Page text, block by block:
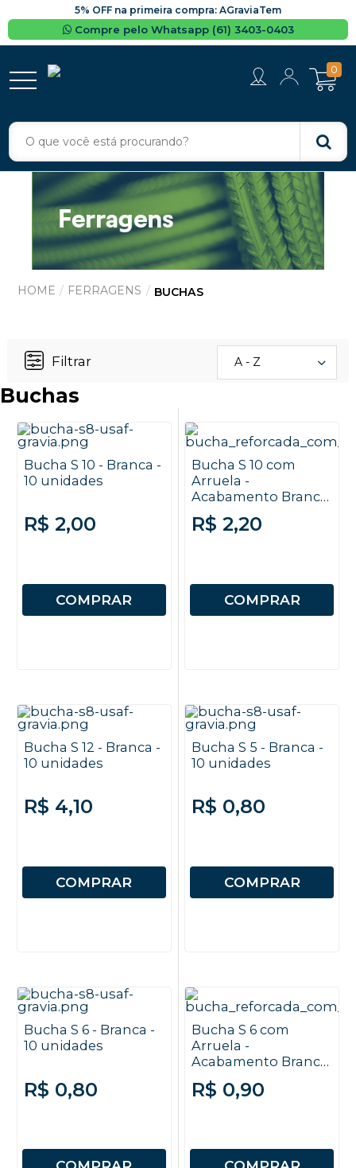
5% OFF na primeira compra: AGraviaTem
Compre pelo Whatsapp (61) 3403-0403
0
FERRAGENS BUCHAS
Filtrar A - Z
Buchas
Bucha S 10 - Branca -
10 unidades
R$ 2,00
COMPRAR
Bucha S 10 com
Arruela -
Acabamento Branco
- 10 unidades
R$ 2,20
COMPRAR
Bucha S 12 - Branca -
10 unidades
R$ 4,10
COMPRAR
Bucha S 5 - Branca -
10 unidades
R$ 0,80
COMPRAR
Bucha S 6 - Branca -
10 unidades
R$ 0,80
Bucha S 6 com
Arruela -
Acabamento Branco
- 10 unidades
R$ 0,90